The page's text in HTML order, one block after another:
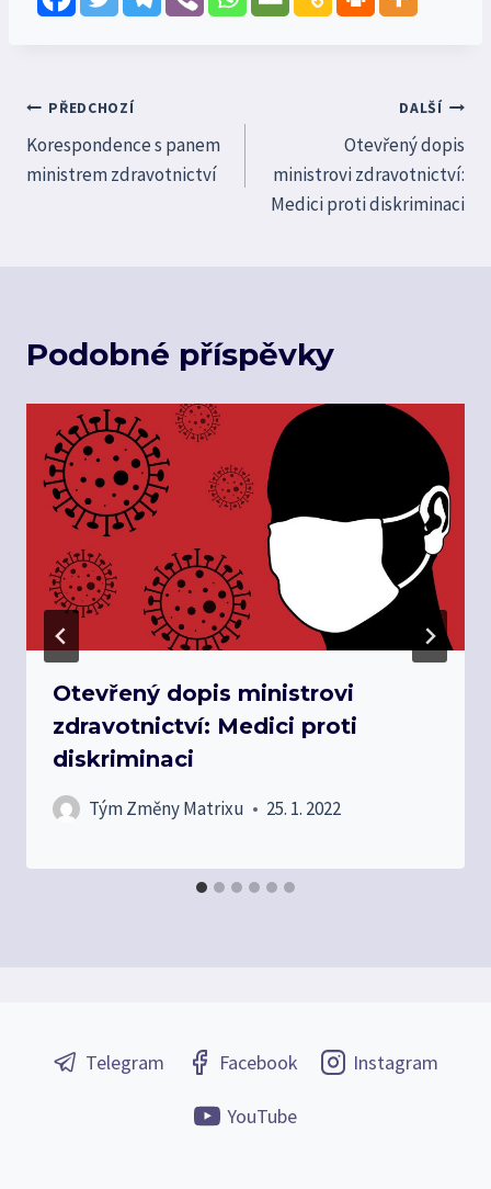
Navigace
pro
PŘEDCHOZÍ
Korespondence s panem
ministrem zdravotnictví
DALŠÍ
Otevřený dopis
ministrovi zdravotnictví:
Medici proti diskriminaci
Podobné příspěvky
Otevřený dopis ministrovi
zdravotnictví: Medici proti
diskriminaci
Tým Změny Matrixu 25. 1. 2022
Telegram Facebook Instagram
YouTube